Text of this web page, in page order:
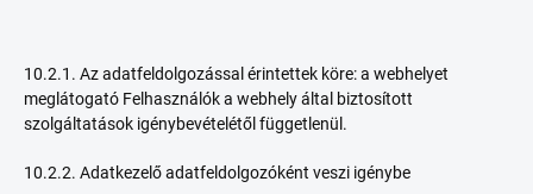
10.2.1. Az adatfeldolgozással érintettek köre: a webhelyet
meglátogató Felhasználók a webhely által biztosított
szolgáltatások igénybevételétől függetlenül.
10.2.2. Adatkezelő adatfeldolgozóként veszi igénybe